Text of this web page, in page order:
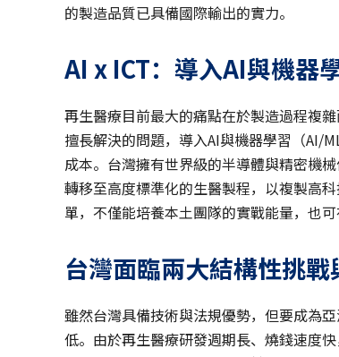
的製造品質已具備國際輸出的實力。
AI x ICT：導入AI與機器
再生醫療目前最大的痛點在於製造過程複
擅長解決的問題，導入AI與機器學習（AI/
成本。台灣擁有世界級的半導體與精密機
轉移至高度標準化的生醫製程，以複製高
單，不僅能培養本土團隊的實戰能量，也可
台灣面臨兩大結構性挑戰
雖然台灣具備技術與法規優勢，但要成為
低。由於再生醫療研發週期長、燒錢速度